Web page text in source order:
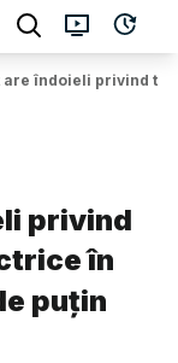
are îndoieli privind
privind
în
puţin